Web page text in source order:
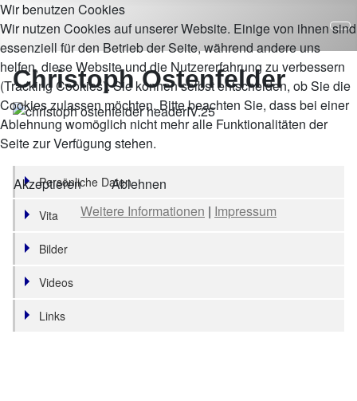
Christoph Ostenfelder
Persönliche Daten
Vita
Bilder
Videos
Links
Wir benutzen Cookies
Wir nutzen Cookies auf unserer Website. Einige von ihnen sind
essenziell für den Betrieb der Seite, während andere uns
helfen, diese Website und die Nutzererfahrung zu verbessern
(Tracking Cookies). Sie können selbst entscheiden, ob Sie die
Cookies zulassen möchten. Bitte beachten Sie, dass bei einer
Ablehnung womöglich nicht mehr alle Funktionalitäten der
Seite zur Verfügung stehen.
Akzeptieren
Ablehnen
Weitere Informationen | Impressum